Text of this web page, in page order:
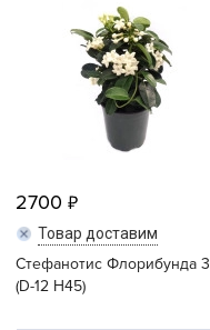
2700
Товар доставим
Стефанотис Флорибунда
(D-12 Н45)